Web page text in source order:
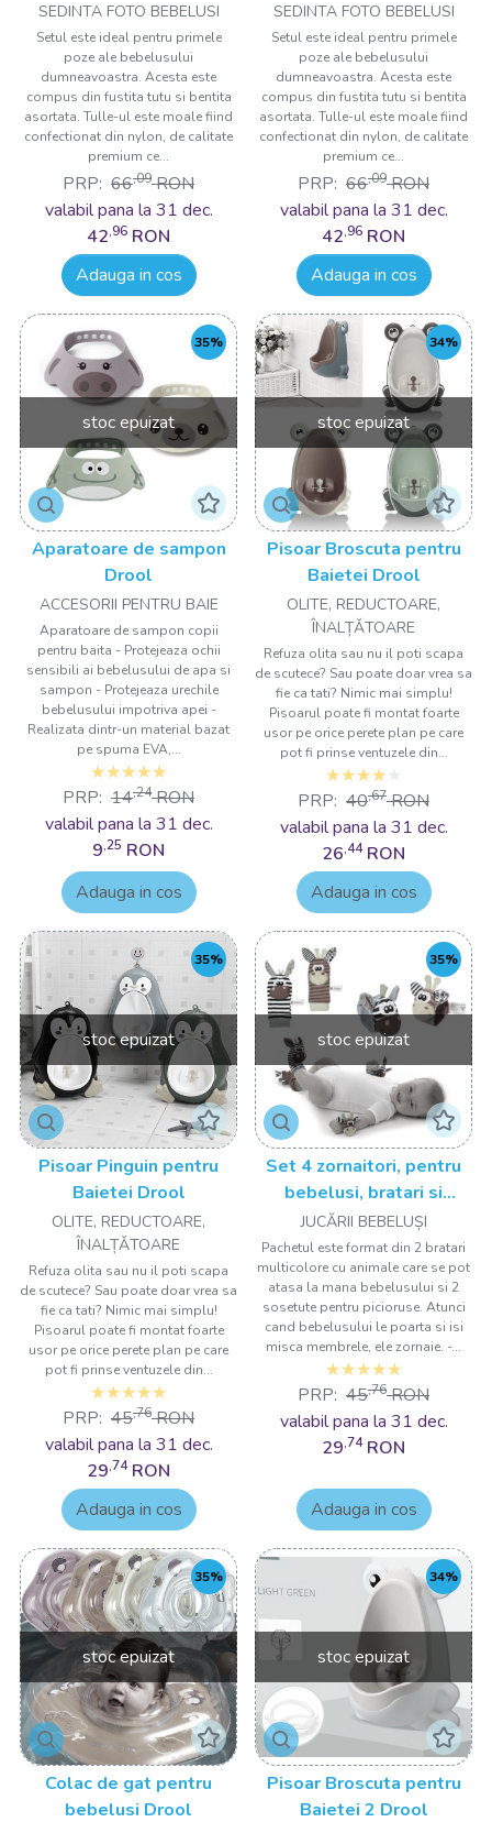
SEDINTA FOTO BEBELUSI
Setul este ideal pentru primele
poze ale bebelusului
dumneavoastra. Acesta este
compus din fustita tutu si bentita
asortata. Tulle-ul este moale fiind
confectionat din nylon, de calitate
premium ce...
PRP: 66,09 RON
valabil pana la 31 dec.
42,96 RON
Adauga in cos
SEDINTA FOTO BEBELUSI
Setul este ideal pentru primele
poze ale bebelusului
dumneavoastra. Acesta este
compus din fustita tutu si bentita
asortata. Tulle-ul este moale fiind
confectionat din nylon, de calitate
premium ce...
PRP: 66,09 RON
valabil pana la 31 dec.
42,96 RON
Adauga in cos
stoc epuizat
35%
Aparatoare de sampon
Drool
ACCESORII PENTRU BAIE
Aparatoare de sampon copii
pentru baita - Protejeaza ochii
sensibili ai bebelusului de apa si
sampon - Protejeaza urechile
bebelusului impotriva apei -
Realizata dintr-un material bazat
pe spuma EVA,...
PRP: 14,24 RON
valabil pana la 31 dec.
9,25 RON
Adauga in cos
stoc epuizat
34%
Pisoar Broscuta pentru
Baietei Drool
OLITE, REDUCTOARE,
ÎNALȚǍTOARE
Refuza olita sau nu il poti scapa
de scutece? Sau poate doar vrea sa
fie ca tati? Nimic mai simplu!
Pisoarul poate fi montat foarte
usor pe orice perete plan pe care
pot fi prinse ventuzele din...
PRP: 40,67 RON
valabil pana la 31 dec.
26,44 RON
Adauga in cos
stoc epuizat
35%
Pisoar Pinguin pentru
Baietei Drool
OLITE, REDUCTOARE,
ÎNALȚǍTOARE
Refuza olita sau nu il poti scapa
de scutece? Sau poate doar vrea sa
fie ca tati? Nimic mai simplu!
Pisoarul poate fi montat foarte
usor pe orice perete plan pe care
pot fi prinse ventuzele din...
PRP: 45,76 RON
valabil pana la 31 dec.
29,74 RON
Adauga in cos
stoc epuizat
35%
Set 4 zornaitori, pentru
bebelusi, bratari si
sosetute Drool
JUCĂRII BEBELUȘI
Pachetul este format din 2 bratari
multicolore cu animale care se pot
atasa la mana bebelusului si 2
sosetute pentru picioruse. Atunci
cand bebelusului le poarta si isi
misca membrele, ele zornaie. -...
PRP: 45,76 RON
valabil pana la 31 dec.
29,74 RON
Adauga in cos
stoc epuizat
35%
Colac de gat pentru
bebelusi Drool
stoc epuizat
34%
Pisoar Broscuta pentru
Baietei 2 Drool